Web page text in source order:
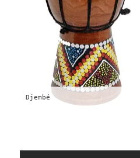
Djembé